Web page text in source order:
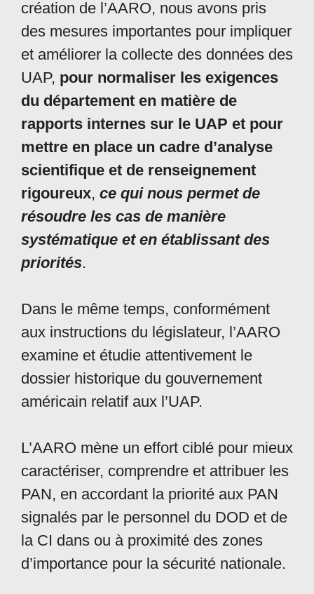
création de l’AARO, nous avons pris
des mesures importantes pour impliquer
et améliorer la collecte des données des
UAP, pour normaliser les exigences
du département en matière de
rapports internes sur le UAP et pour
mettre en place un cadre d’analyse
scientifique et de renseignement
rigoureux, ce qui nous permet de
résoudre les cas de manière
systématique et en établissant des
priorités.
Dans le même temps, conformément
aux instructions du législateur, l’AARO
examine et étudie attentivement le
dossier historique du gouvernement
américain relatif aux l’UAP.
L’AARO mène un effort ciblé pour mieux
caractériser, comprendre et attribuer les
PAN, en accordant la priorité aux PAN
signalés par le personnel du DOD et de
la CI dans ou à proximité des zones
d’importance pour la sécurité nationale.